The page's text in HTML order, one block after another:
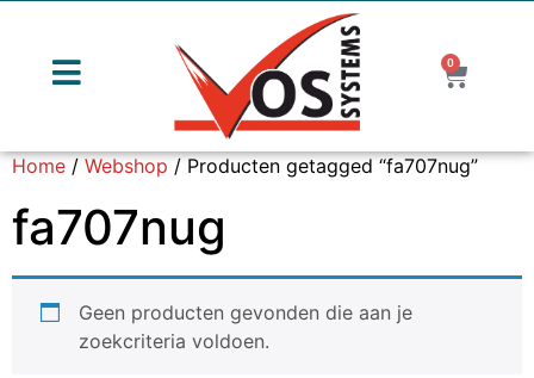
0
Home/Webshop/ Producten getagged “fa707nug”
fa707nug
Geen producten gevonden die aan je
zoekcriteria voldoen.